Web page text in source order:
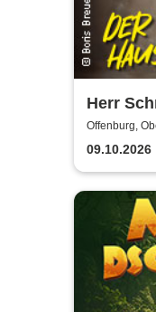
Herr
Offenburg,
09.10.2026